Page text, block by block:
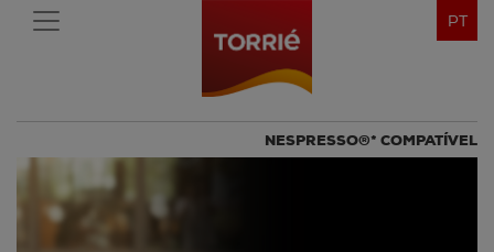
PT
NESPRESSO®* COMPATÍVEL